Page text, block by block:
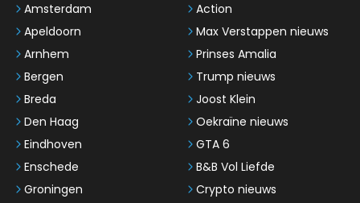
Amsterdam
Apeldoorn
Arnhem
Bergen
Breda
Den Haag
Eindhoven
Enschede
Groningen
Action
Max Verstappen nieuws
Prinses Amalia
Trump nieuws
Joost Klein
Oekraïne nieuws
GTA 6
B&B Vol Liefde
Crypto nieuws